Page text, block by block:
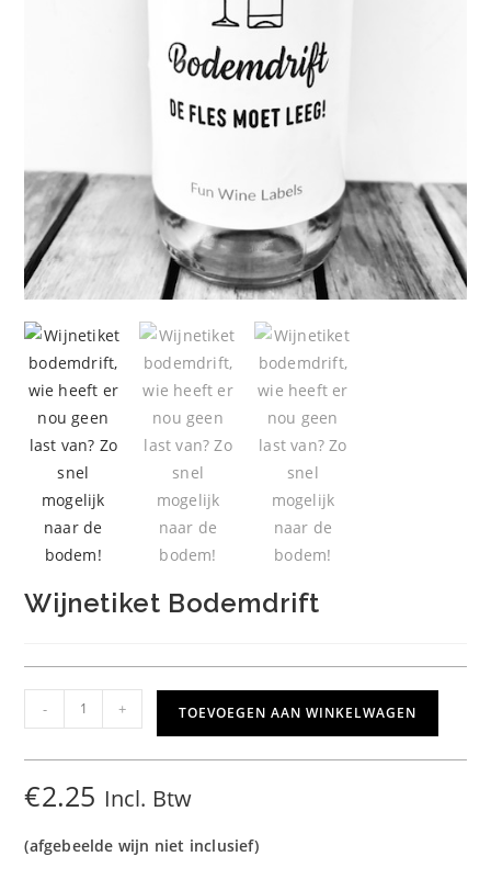
Wijnetiket Bodemdrift
Wijnetiket
Bodemdrift
aantal
- + TOEVOEGEN AAN WINKELWAGEN
€2.25 Incl. Btw
(afgebeelde wijn niet inclusief)